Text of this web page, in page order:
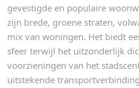
gevestigde en populaire
zijn brede, groene straten,
mix van woningen. Het biedt
sfeer terwijl het uitzonderlijk
voorzieningen van het
uitstekende